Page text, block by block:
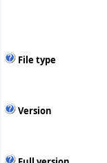
File type
Version